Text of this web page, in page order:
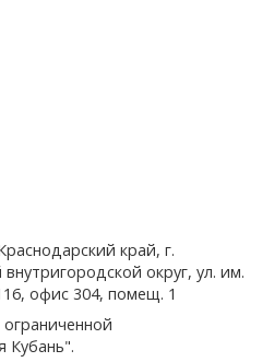
край, г.
округ, ул. им.
офис 304, помещ. 1
Кубань".